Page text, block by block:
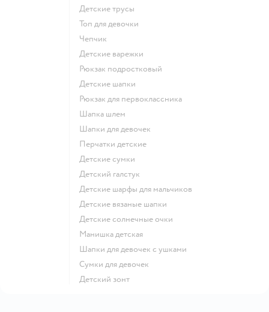
Детские трусы
Топ для девочки
Чепчик
Детские варежки
Рюкзак подростковый
Детские шапки
Рюкзак для первоклассника
Шапка шлем
Шапки для девочек
Перчатки детские
Детские сумки
Детский галстук
Детские шарфы для мальчиков
Детские вязаные шапки
Детские солнечные очки
Манишка детская
Шапки для девочек с ушками
Сумки для девочек
Детский зонт